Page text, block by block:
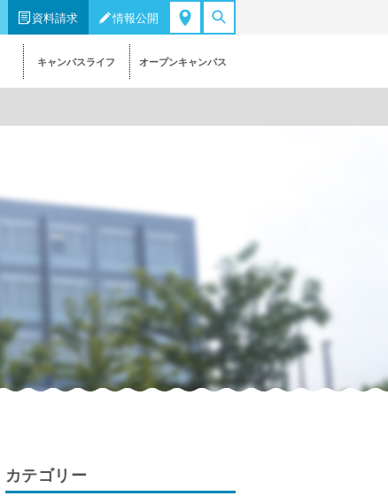
資料請求 情報公開
キャンパスライフ オープンキャンパス
カテゴリー